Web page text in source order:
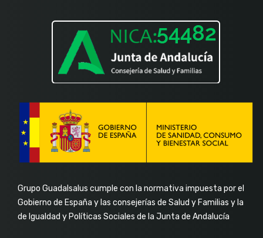
Grupo Guadalsalus cumple con la normativa impuesta por el
Gobierno de España y las consejerías de Salud y Familias y la
de Igualdad y Políticas Sociales de la Junta de Andalucía